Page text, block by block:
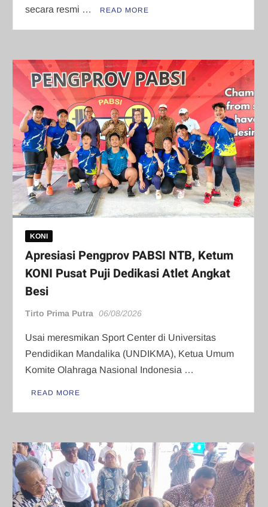
secara resmi … READ MORE
KONI
Apresiasi Pengprov PABSI NTB, Ketum
KONI Pusat Puji Dedikasi Atlet Angkat
Besi
Tirto Prima Putra 06/08/2026
Usai meresmikan Sport Center di Universitas
Pendidikan Mandalika (UNDIKMA), Ketua Umum
Komite Olahraga Nasional Indonesia …
READ MORE